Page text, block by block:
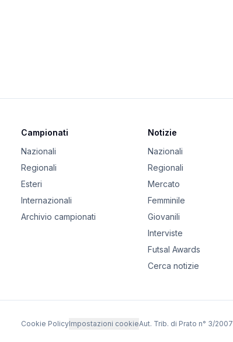
Campionati
Nazionali
Regionali
Esteri
Internazionali
Archivio campionati
Notizie
Nazionali
Regionali
Mercato
Femminile
Giovanili
Interviste
Futsal Awards
Cerca notizie
Cookie PolicyImpostazioni cookieAut. Trib. di Prato n° 3/2007